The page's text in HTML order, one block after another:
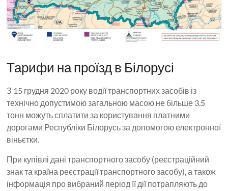
Тарифи на проїзд в Білорусі
З 15 грудня 2020 року водії транспортних засобів із
технічно допустимою загальною масою не більше 3.5
тонн можуть сплатити за користування платними
дорогами Республіки Білорусь за допомогою електронної
віньєтки.
При купівлі дані транспортного засобу (реєстраційний
знак та країна реєстрації транспортного засобу), а також
інформація про вибраний період її дії потрапляють до